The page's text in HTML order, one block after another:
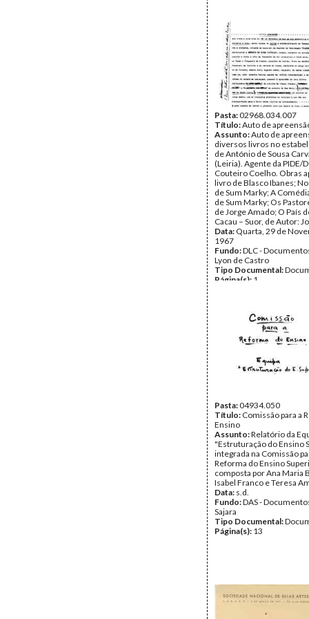
Pasta:02968.034.007
Título:Auto de
Assunto:Auto de
diversos livros no
de António de Sousa
(Leiria). Agente da PIDE/
Couteiro Coelho. Obras
livro de Blasco Ibanes;
de Sum Marky; A
de Sum Marky; Os
de Jorge Amado; O País
Cacau – Suor, de Autor:
Data: Quarta, 29 de
1967
Fundo:DLC -
Lyon de Castro
Tipo Documental:
Página(s): 1
Pasta:04934.050
Título: Comissão para a
Ensino
Assunto:Relatório da
"Estruturação do Ensino
integrada na Comissão
Reforma do Ensino
composta por Ana Maria
Isabel Franco e Teresa
Data: s.d.
Fundo:DAS -
Sajara
Tipo Documental:
Página(s): 13